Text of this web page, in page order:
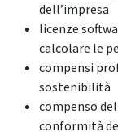
dell’impresa
licenze
calcolare le
compensi
sostenibilità
compenso
conformità